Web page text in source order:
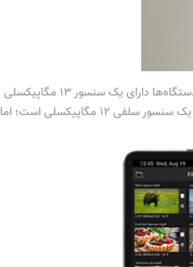
در بخش دوربین نیز نسخه پایه تبلت گلکسی تب اس 9 سامسونگ نسبت به برادران بزرگ‌تر خود تغییراتی دارد؛ درحالی‌که تمام دستگاه‌ها دارای یک سنسور 13 مگاپیکسلی
هستند، تبلت سامسونگ S9 پلاس از یک لنز 8 مگاپیکسلی فوق‌عریض نیز بهره می‌برد. از سویی دیگر، تبلت سامسونگ S9 دارای یک سنسور سلفی 12 مگاپیکسلی است؛ اما